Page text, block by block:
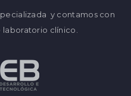
y contamos con
clínico.